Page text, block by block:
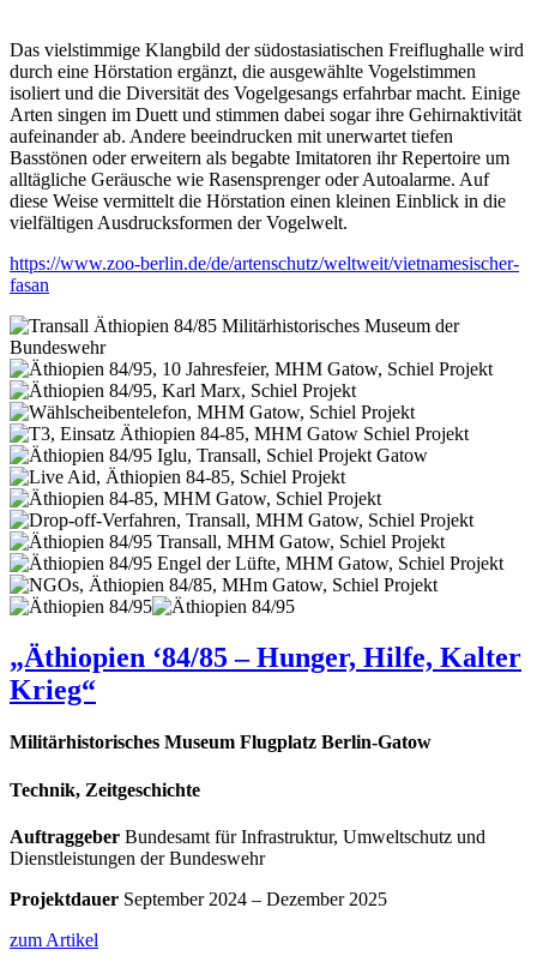
Das vielstimmige Klangbild der südostasiatischen Freiflughalle wird
durch eine Hörstation ergänzt, die ausgewählte Vogelstimmen
isoliert und die Diversität des Vogelgesangs erfahrbar macht. Einige
Arten singen im Duett und stimmen dabei sogar ihre Gehirnaktivität
aufeinander ab. Andere beeindrucken mit unerwartet tiefen
Basstönen oder erweitern als begabte Imitatoren ihr Repertoire um
alltägliche Geräusche wie Rasensprenger oder Autoalarme. Auf
diese Weise vermittelt die Hörstation einen kleinen Einblick in die
vielfältigen Ausdrucksformen der Vogelwelt.
https://www.zoo-berlin.de/de/artenschutz/weltweit/vietnamesischer-
fasan
„Äthiopien ‘84/85 – Hunger, Hilfe, Kalter
Krieg“
Militärhistorisches Museum Flugplatz Berlin-Gatow
Technik, Zeitgeschichte
Auftraggeber Bundesamt für Infrastruktur, Umweltschutz und
Dienstleistungen der Bundeswehr
Projektdauer September 2024 – Dezember 2025
zum Artikel